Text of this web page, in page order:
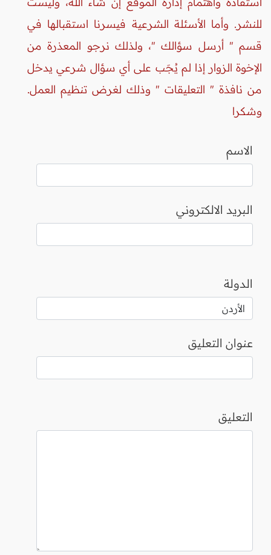
للنشر. وأما الأسئلة الشرعية فيسرنا استقبالها في
قسم " أرسل سؤالك "، ولذلك نرجو المعذرة من
الإخوة الزوار إذا لم يُجَب على أي سؤال شرعي يدخل
من نافذة " التعليقات " وذلك لغرض تنظيم العمل.
وشكرا
الاسم
البريد الالكتروني
الدولة
عنوان التعليق
التعليق